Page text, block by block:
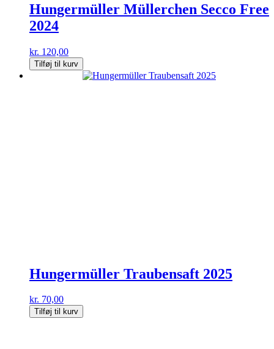
Hungermüller Müllerchen Secco Free
2024
kr. 120,00
Tilføj til kurv
Hungermüller Traubensaft 2025
kr. 70,00
Tilføj til kurv